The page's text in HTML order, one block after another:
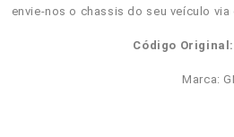
envie-nos o chassis do seu veículo
Código Original:
Marca: